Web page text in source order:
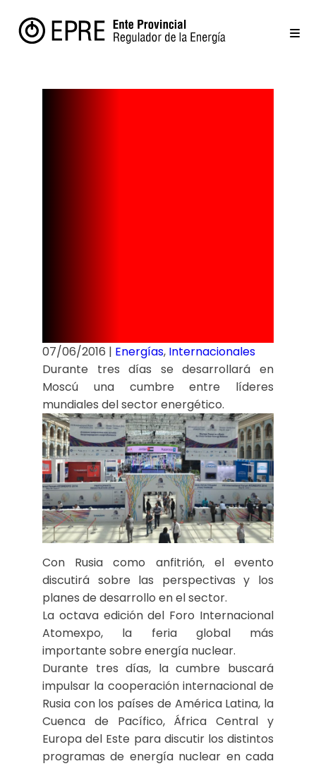
07/06/2016 | Energías, Internacionales
Durante tres días se desarrollará en
Moscú una cumbre entre líderes
mundiales del sector energético.
Con Rusia como anfitrión, el evento
discutirá sobre las perspectivas y los
planes de desarrollo en el sector.
La octava edición del Foro Internacional
Atomexpo, la feria global más
importante sobre energía nuclear.
Durante tres días, la cumbre buscará
impulsar la cooperación internacional de
Rusia con los países de América Latina, la
Cuenca de Pacífico, África Central y
Europa del Este para discutir los distintos
programas de energía nuclear en cada